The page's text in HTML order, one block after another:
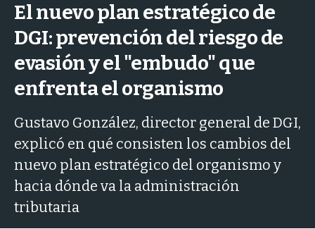
a
El nuevo plan estratégico de
DGI: prevención del riesgo de
evasión y el "embudo" que
enfrenta el organismo
Gustavo González, director general de DGI,
explicó en qué consisten los cambios del
nuevo plan estratégico del organismo y
hacia dónde va la administración
tributaria